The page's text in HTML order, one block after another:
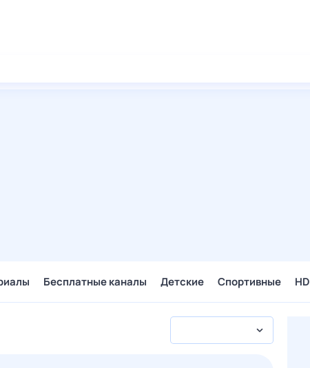
Бесплатные каналы Детские Спортивные HD